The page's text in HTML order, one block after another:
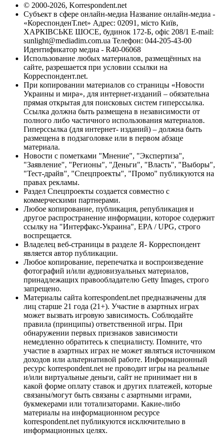
© 2000-2026, Korrespondent.net
Субъект в сфере онлайн-медиа Название онлайн-медиа -
«КореспонденТ.net» Адрес: 02091, місто Київ,
ХАРКІВСЬКЕ ШОСЕ, будинок 172-Б, офіс 208/1 E-mail:
sunlight@mediadim.com.ua Телефон: 044-205-43-00
Идентификатор медиа - R40-06068
Использование любых материалов, размещённых на
сайте, разрешается при условии ссылки на
Корреспондент.net.
При копировании материалов со страницы «Новости
Украины и мира», для интернет-изданий – обязательна
прямая открытая для поисковых систем гиперссылка.
Ссылка должна быть размещена в независимости от
полного либо частичного использования материалов.
Гиперссылка (для интернет- изданий) – должна быть
размещена в подзаголовке или в первом абзаце
материала.
Новости с пометками "Мнение", "Экспертиза",
"Заявление", "Регионы", "Деньги", "Власть", "Выборы",
"Тест-драйв", "Спецпроекты", "Промо" публикуются на
правах рекламы.
Раздел Спецпроекты создается совместно с
коммерческими партнерами.
Любое копирование, публикация, републикация и
другое распространение информации, которое содержит
ссылку на "Интерфакс-Украина", EPA / UPG, строго
воспрещается.
Владелец веб-страницы в разделе Я- Корреспондент
является автор публикации.
Любое копирование, перепечатка и воспроизведение
фотографий и/или аудиовизуальных материалов,
принадлежащих правообладателю Getty Images, строго
запрещено.
Материалы сайта korrespondent.net предназначены для
лиц старше 21 года (21+). Участие в азартных играх
может вызвать игровую зависимость. Соблюдайте
правила (принципы) ответственной игры. При
обнаружении первых признаков зависимости
немедленно обратитесь к специалисту. Помните, что
участие в азартных играх не может являться источником
доходов или альтернативой работе. Информационный
ресурс korrespondent.net не проводит игры на реальные
и/или виртуальные деньги, сайт не принимает ни в
какой форме оплату ставок и других платежей, которые
связаны/могут быть связаны с азартными играми,
букмекерами или тотализаторами. Какие-либо
материалы на информационном ресурсе
korrespondent.net публикуются исключительно в
информационных целях.